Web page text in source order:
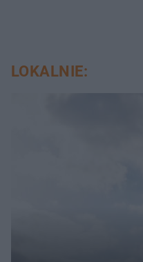
LOKALNIE: